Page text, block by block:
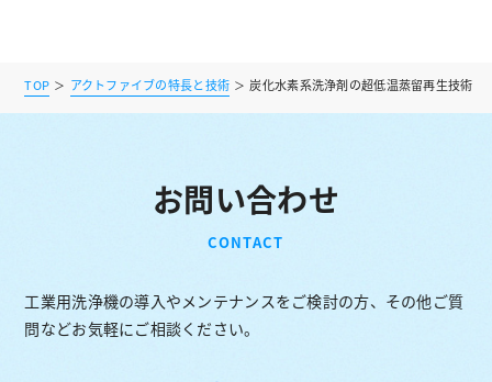
TOP アクトファイブの特長と技術 炭化水素系洗浄剤の超低温蒸留再生技術
お問い合わせ
CONTACT
工業用洗浄機の導入やメンテナンスをご検討の方、その他ご質
問などお気軽にご相談ください。